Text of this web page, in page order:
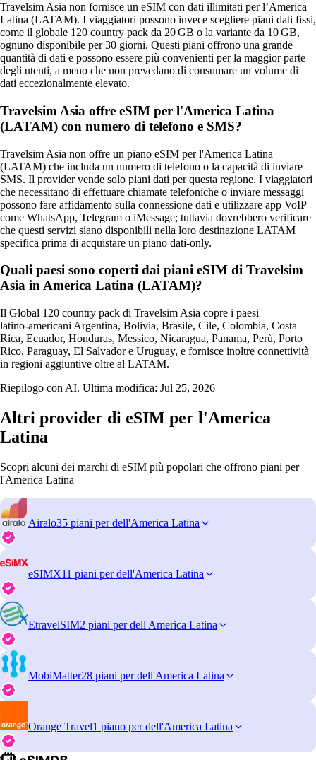
Travelsim Asia non fornisce un eSIM con dati illimitati per l’America
Latina (LATAM). I viaggiatori possono invece scegliere piani dati fissi,
come il globale 120 country pack da 20 GB o la variante da 10 GB,
ognuno disponibile per 30 giorni. Questi piani offrono una grande
quantità di dati e possono essere più convenienti per la maggior parte
degli utenti, a meno che non prevedano di consumare un volume di
dati eccezionalmente elevato.
Travelsim Asia offre eSIM per l'America Latina
(LATAM) con numero di telefono e SMS?
Travelsim Asia non offre un piano eSIM per l'America Latina
(LATAM) che includa un numero di telefono o la capacità di inviare
SMS. Il provider vende solo piani dati per questa regione. I viaggiatori
che necessitano di effettuare chiamate telefoniche o inviare messaggi
possono fare affidamento sulla connessione dati e utilizzare app VoIP
come WhatsApp, Telegram o iMessage; tuttavia dovrebbero verificare
che questi servizi siano disponibili nella loro destinazione LATAM
specifica prima di acquistare un piano dati‑only.
Quali paesi sono coperti dai piani eSIM di Travelsim
Asia in America Latina (LATAM)?
Il Global 120 country pack di Travelsim Asia copre i paesi
latino‑americani Argentina, Bolivia, Brasile, Cile, Colombia, Costa
Rica, Ecuador, Honduras, Messico, Nicaragua, Panama, Perù, Porto
Rico, Paraguay, El Salvador e Uruguay, e fornisce inoltre connettività
in regioni aggiuntive oltre al LATAM.
Riepilogo con AI. Ultima modifica: Jul 25, 2026
Altri provider di eSIM per l'America
Latina
Scopri alcuni dei marchi di eSIM più popolari che offrono piani per
l'America Latina
Airalo35 piani per dell'America Latina
eSIMX11 piani per dell'America Latina
EtravelSIM2 piani per dell'America Latina
MobiMatter28 piani per dell'America Latina
Orange Travel1 piano per dell'America Latina